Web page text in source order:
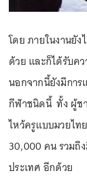
โดย ภายในงานยั
ด้วย และก็ได้รับค
นอกจากนี้ยังมีการ
กีฬาชนิดนี้ ทั้ง ผู้ช
ไหว้ครูแบบมวยไท
30,000 คน รวมถึ
ประเทศ อีกด้วย